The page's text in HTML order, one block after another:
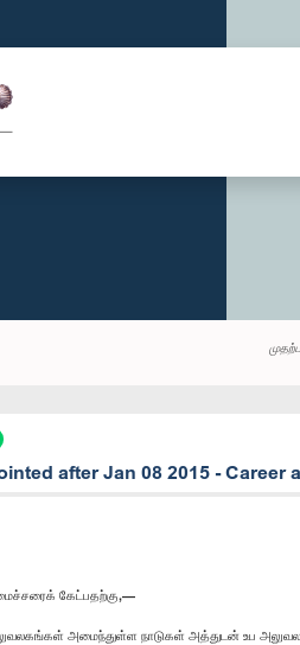
after Jan 08 2015 - Career
கேட்பதற்கு,—
அமைந்துள்ள நாடுகள் அத்துடன் உப